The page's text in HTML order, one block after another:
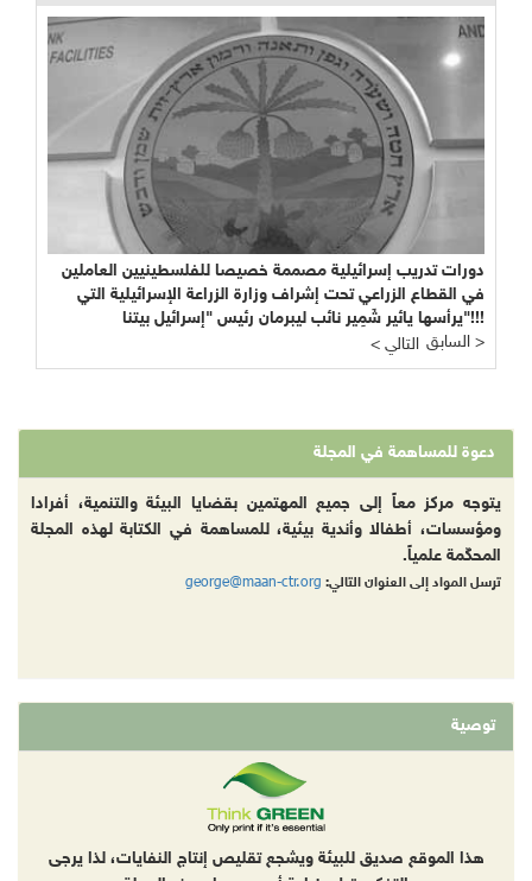
دورات تدريب إسرائيلية مصممة خصيصا للفلسطينيين العاملين
في القطاع الزراعي تحت إشراف وزارة الزراعة الإسرائيلية التي
يرأسها يائير شَمِير نائب ليبرمان رئيس "إسرائيل بيتنا"!!!
< التالي
السابق >
دعوة للمساهمة في المجلة
يتوجه مركز معاً إلى جميع المهتمين بقضايا البيئة والتنمية، أفرادا
ومؤسسات، أطفالا وأندية بيئية، للمساهمة في الكتابة لهذه المجلة
المحكّمة علمياً.
ترسل المواد إلى العنوان التالي: george@maan-ctr.org
توصية
هذا الموقع صديق للبيئة ويشجع تقليص إنتاج النفايات، لذا يرجى